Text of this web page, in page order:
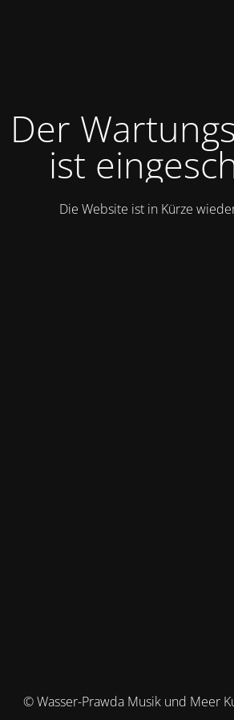
Der
ist
Die Website ist in Kürze
© Wasser-Prawda Musik und Meer